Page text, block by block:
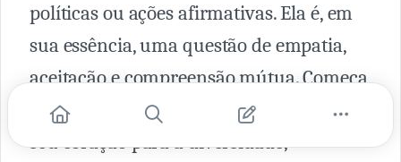
políticas ou ações afirmativas. Ela é, em
sua essência, uma questão de empatia,
aceitação e compreensão mútua. Começa
no momento em que um indivíduo abre
seu coração para a diversidade,